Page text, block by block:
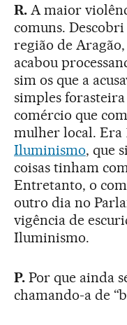
R. A maior
comuns. Descobri
região de
acabou
sim os que a
simples
comércio que
mulher local. Era
Iluminismo, que
coisas tinham
Entretanto, o
outro dia no
vigência de
Iluminismo.
P.Por que ainda
chamando-a de